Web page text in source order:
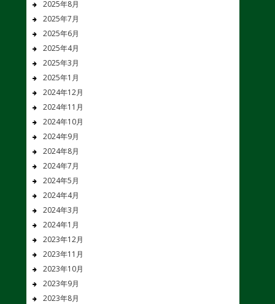
2025年8月
2025年7月
2025年6月
2025年4月
2025年3月
2025年1月
2024年12月
2024年11月
2024年10月
2024年9月
2024年8月
2024年7月
2024年5月
2024年4月
2024年3月
2024年1月
2023年12月
2023年11月
2023年10月
2023年9月
2023年8月